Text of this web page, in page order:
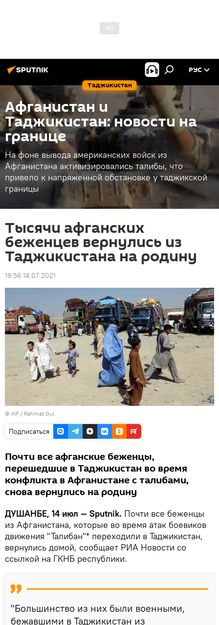
Таджикистан
РУС
Афганистан и
Таджикистан: новости на
границе
На фоне вывода американских войск из
Афганистана активизировались талибы, что
привело к напряженной обстановке у таджикской
границы
Тысячи афганских
беженцев вернулись из
Таджикистана на родину
19:56 14.07.2021
© AP / Rahmat Gul
Подписаться
Почти все афганские беженцы,
перешедшие в Таджикистан во время
конфликта в Афганистане с талибами,
снова вернулись на родину
ДУШАНБЕ, 14 июл — Sputnik. Почти все беженцы
из Афганистана, которые во время атак боевиков
движения "Талибан"* переходили в Таджикистан,
вернулись домой, сообщает РИА Новости со
ссылкой на ГКНБ республики.
"Большинство из них были военными,
бежавшими в Таджикистан из